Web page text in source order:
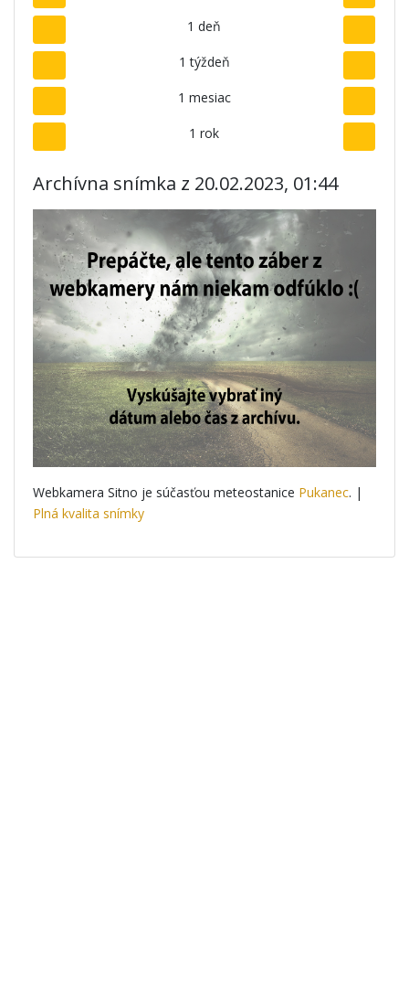
1 deň
1 týždeň
1 mesiac
1 rok
Archívna snímka z 20.02.2023, 01:44
Webkamera Sitno je súčasťou meteostanice Pukanec. |
Plná kvalita snímky